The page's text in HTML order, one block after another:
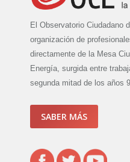
El Observatorio Ciudadano
organización de
directamente de la Mesa
Energía, surgida entre
segunda mitad de los años
SABER MÁS